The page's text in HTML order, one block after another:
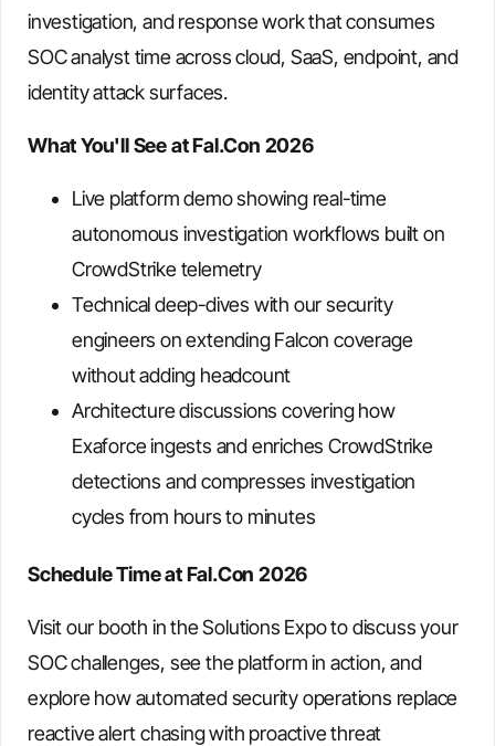
investigation, and response work that consumes
SOC analyst time across cloud, SaaS, endpoint, and
identity attack surfaces.
What You'll See at Fal.Con 2026
Live platform demo showing real-time
autonomous investigation workflows built on
CrowdStrike telemetry
Technical deep-dives with our security
engineers on extending Falcon coverage
without adding headcount
Architecture discussions covering how
Exaforce ingests and enriches CrowdStrike
detections and compresses investigation
cycles from hours to minutes
Schedule Time at Fal.Con 2026
Visit our booth in the Solutions Expo to discuss your
SOC challenges, see the platform in action, and
explore how automated security operations replace
reactive alert chasing with proactive threat